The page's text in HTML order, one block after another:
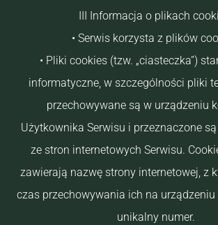
III Informacja o plikach
• Serwis korzysta z plików
• Pliki cookies (tzw. „ciasteczka”)
informatyczne, w szczególności pliki
przechowywane są w urządzeniu
Użytkownika Serwisu i przeznaczone
ze stron internetowych Serwisu.
zawierają nazwę strony internetowej, z
czas przechowywania ich na
unikalny numer.